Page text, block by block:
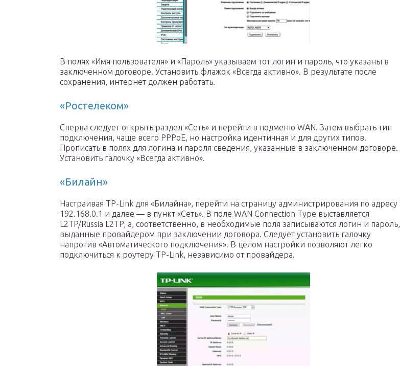
В полях «Имя пользователя» и «Пароль» указываем тот логин и пароль, что указаны в
заключенном договоре. Установить флажок «Всегда активно». В результате после
сохранения, интернет должен работать.
«Ростелеком»
Сперва следует открыть раздел «Сеть» и перейти в подменю WAN. Затем выбрать тип
подключения, чаще всего PPPoE, но настройка идентичная и для других типов.
Прописать в полях для логина и пароля сведения, указанные в заключенном договоре.
Установить галочку «Всегда активно».
«Билайн»
Настраивая TP-Link для «Билайна», перейти на страницу администрирования по адресу
192.168.0.1 и далее — в пункт «Сеть». В поле WAN Connection Type выставляется
L2TP/Russia L2TP, а, соответственно, в необходимые поля записываются логин и пароль,
выданные провайдером при заключении договора. Следует установить галочку
напротив «Автоматического подключения». В целом настройки позволяют легко
подключиться к роутеру TP-Link, независимо от провайдера.